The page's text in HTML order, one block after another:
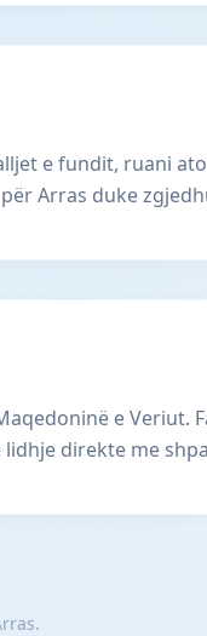
e fundit, ruani
Arras duke
e Veriut.
direkte me